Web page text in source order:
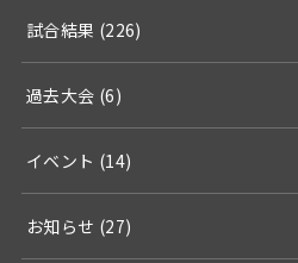
試合結果 (226)
過去大会 (6)
イベント (14)
お知らせ (27)